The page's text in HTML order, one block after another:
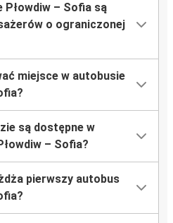
– Sofia są
o ograniczonej
miejsce w autobusie
są dostępne w
– Sofia?
pierwszy autobus